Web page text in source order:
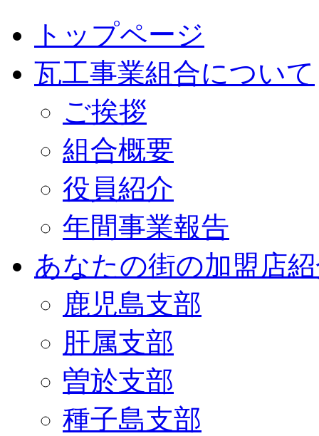
トップページ
瓦工事業組合について
ご挨拶
組合概要
役員紹介
年間事業報告
あなたの街の加盟店
鹿児島支部
肝属支部
曽於支部
種子島支部